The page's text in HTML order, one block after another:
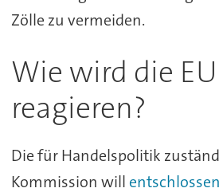
Zölle zu vermeiden.
Wie wird die EU
reagieren?
Die für Handelspolitik
Kommission will